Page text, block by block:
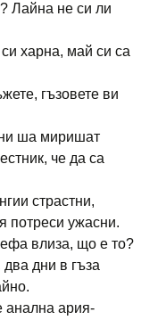
Лайна не си ли
харна, май си са
гъзовете ви
ша миришат
че да са
страстни,
потреси ужасни.
влиза, що е то?
дни в гъза
анална ария-